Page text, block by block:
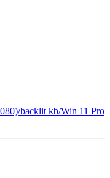
backlit kb/Win 11 Pro